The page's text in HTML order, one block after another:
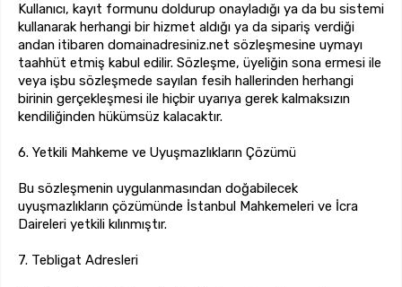
Kullanıcı, kayıt formunu doldurup onayladığı ya da bu sistemi
kullanarak herhangi bir hizmet aldığı ya da sipariş verdiği
andan itibaren domainadresiniz.net sözleşmesine uymayı
taahhüt etmiş kabul edilir. Sözleşme, üyeliğin sona ermesi ile
veya işbu sözleşmede sayılan fesih hallerinden herhangi
birinin gerçekleşmesi ile hiçbir uyarıya gerek kalmaksızın
kendiliğinden hükümsüz kalacaktır.
6. Yetkili Mahkeme ve Uyuşmazlıkların Çözümü
Bu sözleşmenin uygulanmasından doğabilecek
uyuşmazlıkların çözümünde İstanbul Mahkemeleri ve İcra
Daireleri yetkili kılınmıştır.
7. Tebligat Adresleri